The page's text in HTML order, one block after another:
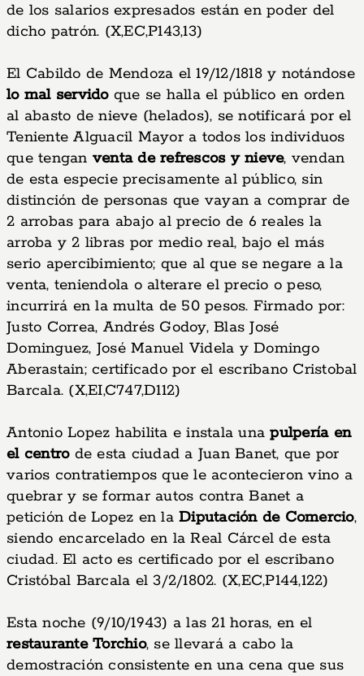
de los salarios expresados están en poder del
dicho patrón. (X,EC,P143,13)
El Cabildo de Mendoza el 19/12/1818 y notándose
lo mal servidoque se halla el público en orden
al abasto de nieve (helados), se notificará por el
Teniente Alguacil Mayor a todos los individuos
que tengan venta de refrescos y nieve, vendan
de esta especie precisamente al público, sin
distinción de personas que vayan a comprar de
2 arrobas para abajo al precio de 6 reales la
arroba y 2 libras por medio real, bajo el más
serio apercibimiento; que al que se negare a la
venta, teniendola o alterare el precio o peso,
incurrirá en la multa de 50 pesos. Firmado por:
Justo Correa, Andrés Godoy, Blas José
Dominguez, José Manuel Videla y Domingo
Aberastain; certificado por el escribano Cristobal
Barcala. (X,EI,C747,D112)
Antonio Lopez habilita e instala unapulpería en
el centrode esta ciudad a Juan Banet, que por
varios contratiempos que le acontecieron vino a
quebrar y se formar autos contra Banet a
petición de Lopez en la Diputación de Comercio,
siendo encarcelado en la Real Cárcel de esta
ciudad. El acto es certificado por el escribano
Cristóbal Barcala el 3/2/1802. (X,EC,P144,122)
Esta noche (9/10/1943) a las 21 horas, en el
restaurante Torchio, se llevará a cabo la
demostración consistente en una cena que sus